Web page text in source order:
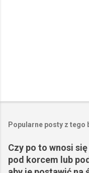
Popularne posty z tego
Czy po to wnosi
pod korcem lub